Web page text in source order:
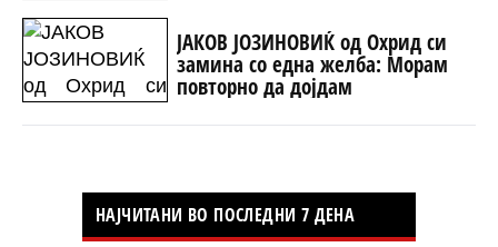
ЈАКОВ ЈОЗИНОВИЌ од Охрид си
замина со една желба: Морам
повторно да дојдам
НАЈЧИТАНИ ВО ПОСЛЕДНИ 7 ДЕНА